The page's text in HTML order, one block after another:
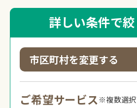
詳しい条件で
市区町村を変更する
ご希望サービス※複数選